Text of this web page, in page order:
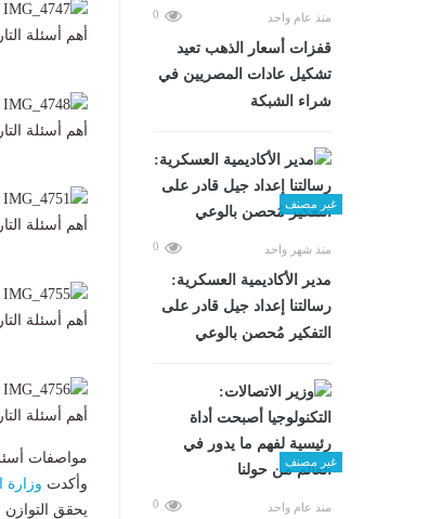
منذ عام واحد 0
قفزات أسعار الذهب تعيد
تشكيل عادات المصريين في
شراء الشبكة
غير مصنف
منذ شهر واحد 0
مدير الأكاديمية العسكرية:
رسالتنا إعداد جيل قادر على
التفكير مُحصن بالوعي
غير مصنف
منذ عام واحد 0
أهم أسئلة
أهم أسئلة
أهم أسئلة
أهم أسئلة
أهم أسئلة
مواصفات أسئلة
وأكدت وزارة
يحقق